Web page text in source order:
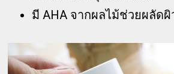
มี AHA จากผลไม้ช่วยผลัด